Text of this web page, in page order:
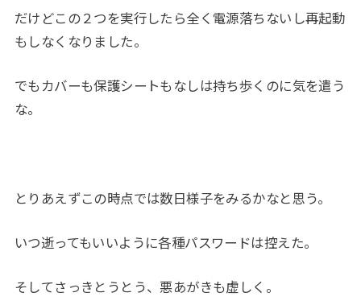
だけどこの２つを実行したら全く電源落ちないし再起動
もしなくなりました。
でもカバーも保護シートもなしは持ち歩くのに気を遣う
な。
とりあえずこの時点では数日様子をみるかなと思う。
いつ逝ってもいいように各種パスワードは控えた。
そしてさっきとうとう、悪あがきも虚しく。